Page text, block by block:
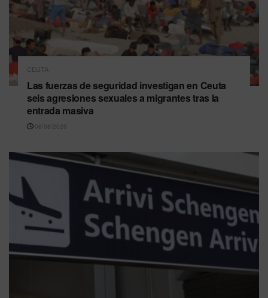
CEUTA
Las fuerzas de seguridad investigan en Ceuta
seis agresiones sexuales a migrantes tras la
entrada masiva
08/08/2026